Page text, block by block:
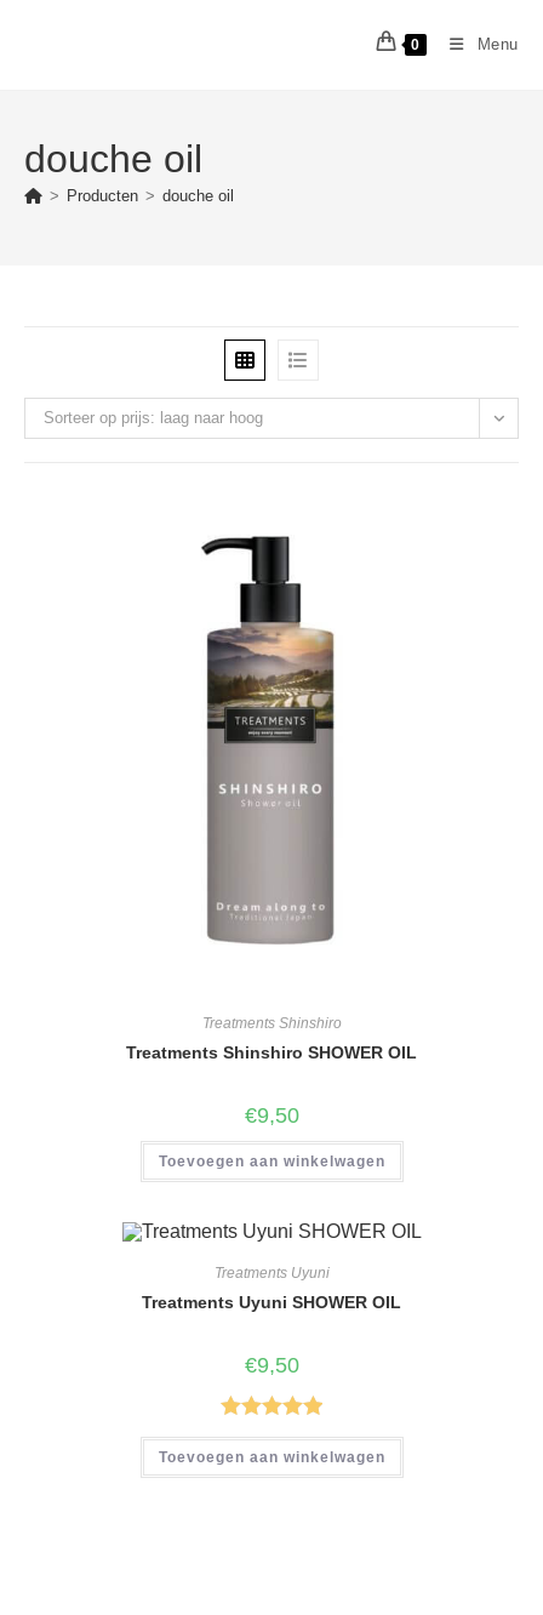
0 Menu
douche oil
> Producten > douche oil
Sorteer op prijs: laag naar hoog
Treatments Shinshiro
Treatments Shinshiro SHOWER OIL
€9,50
Toevoegen aan winkelwagen
Treatments Uyuni
Treatments Uyuni SHOWER OIL
€9,50
Gewaardeer
d5.00uit 5
Toevoegen aan winkelwagen